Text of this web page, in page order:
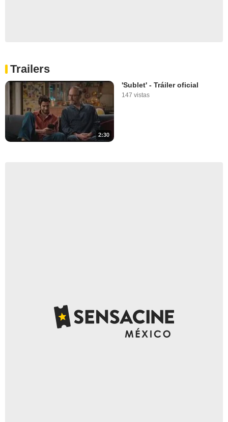
Trailers
2:30
'Sublet' - Tráiler oficial
147 vistas